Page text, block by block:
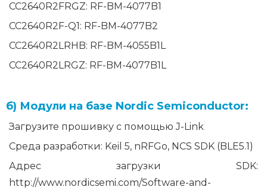
CC2640R2FRGZ: RF-BM-4077B1
CC2640R2F-Q1: RF-BM-4077B2
CC2640R2LRHB: RF-BM-4055B1L
CC2640R2LRGZ: RF-BM-4077B1L
б) Модули на базе Nordic Semiconductor:
Загрузите прошивку с помощью J-Link
Среда разработки: Keil 5, nRFGo, NCS SDK (BLE5.1)
Адрес загрузки SDK:
http://www.nordicsemi.com/Software-and-